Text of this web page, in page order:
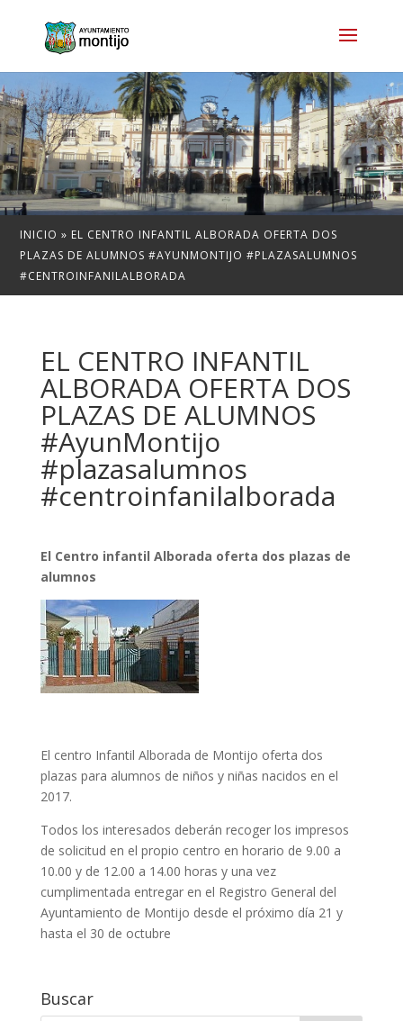
INICIO » EL CENTRO INFANTIL ALBORADA OFERTA DOS
PLAZAS DE ALUMNOS #AYUNMONTIJO #PLAZASALUMNOS
#CENTROINFANILALBORADA
EL CENTRO INFANTIL
ALBORADA OFERTA DOS
PLAZAS DE ALUMNOS
#AyunMontijo
#plazasalumnos
#centroinfanilalborada
El Centro infantil Alborada oferta dos plazas de
alumnos
El centro Infantil Alborada de Montijo oferta dos
plazas para alumnos de niños y niñas nacidos en el
2017.
Todos los interesados deberán recoger los impresos
de solicitud en el propio centro en horario de 9.00 a
10.00 y de 12.00 a 14.00 horas y una vez
cumplimentada entregar en el Registro General del
Ayuntamiento de Montijo desde el próximo día 21 y
hasta el 30 de octubre
Buscar